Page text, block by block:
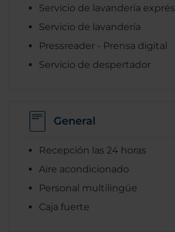
Servicio de lavandería exprés
Servicio de lavandería
Pressreader - Prensa digital
Servicio de despertador
General
Recepción las 24 horas
Aire acondicionado
Personal multilingüe
Caja fuerte